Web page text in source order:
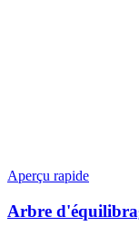
Aperçu rapide
Arbre